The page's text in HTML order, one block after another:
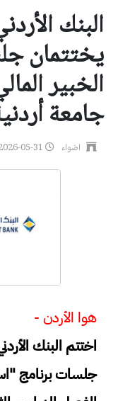
البنك
يختتمان
جامعة
اضواء
هوا الأردن -
اختتم البنك
جلسات برنامج